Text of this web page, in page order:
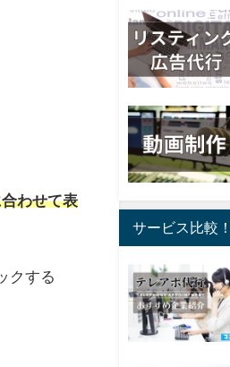
わせて表
クする
サービス比較